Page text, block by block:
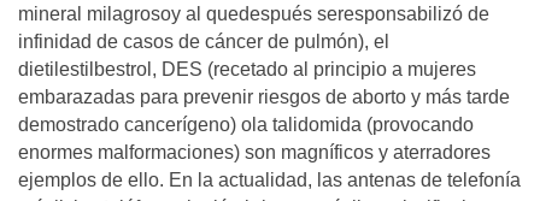
mineral milagrosoy al quedespués seresponsabilizó de
infinidad de casos de cáncer de pulmón), el
dietilestilbestrol, DES (recetado al principio a mujeres
embarazadas para prevenir riesgos de aborto y más tarde
demostrado cancerígeno) ola talidomida (provocando
enormes malformaciones) son magníficos y aterradores
ejemplos de ello. En la actualidad, las antenas de telefonía